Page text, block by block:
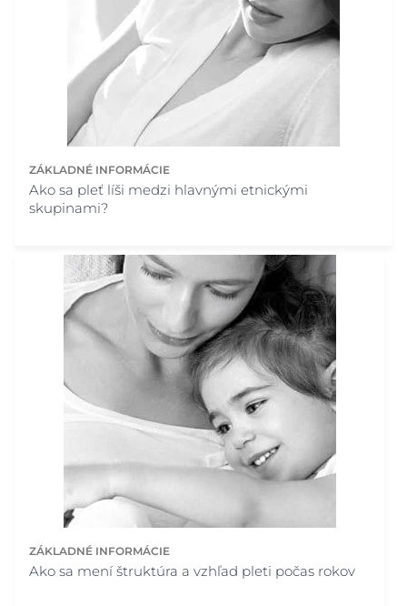
ZÁKLADNÉ INFORMÁCIE
Ako sa pleť líši medzi hlavnými etnickými
skupinami?
ZÁKLADNÉ INFORMÁCIE
Ako sa mení štruktúra a vzhľad pleti počas rokov